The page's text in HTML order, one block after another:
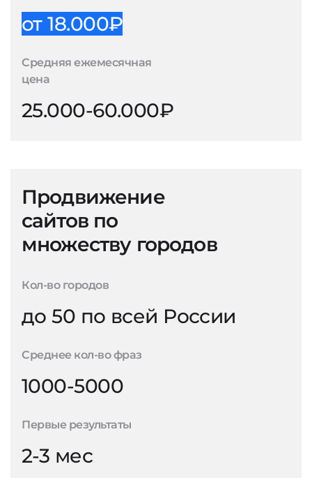
от 18.000₽
Средняя ежемесячная
цена
25.000-60.000₽
Продвижение
сайтов по
множеству городов
Кол-во городов
до 50 по всей России
Среднее кол-во фраз
1000-5000
Первые результаты
2-3 мес